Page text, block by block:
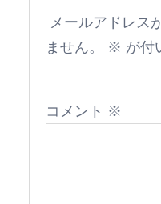
メールアドレス
ません。
※ が付
コメント ※